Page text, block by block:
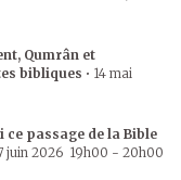
Qumrân et
bibliques • 14 mai
ce passage de la Bible
juin 2026 19h00 - 20h00